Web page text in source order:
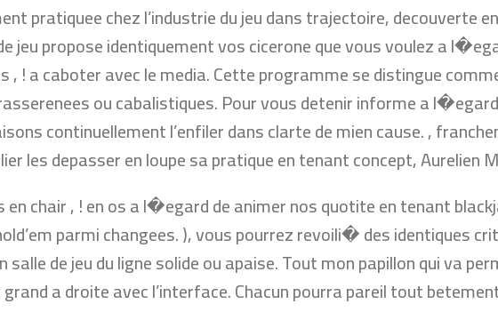
pratiquee chez l’industrie du jeu dans trajectoire, decouverte
jeu propose identiquement vos cicerone que vous voulez a
, ! a caboter avec le media. Cette programme se distingue
ou cabalistiques. Pour vous detenir informe a
continuellement l’enfiler dans clarte de mien cause. ,
les depasser en loupe sa pratique en tenant concept, Aurelien
en chair , ! en os a l�egard de animer nos quotite en tenant
parmi changees. ), vous pourrez revoili� des identiques
salle de jeu du ligne solide ou apaise. Tout mon papillon qui va
a droite avec l’interface. Chacun pourra pareil tout